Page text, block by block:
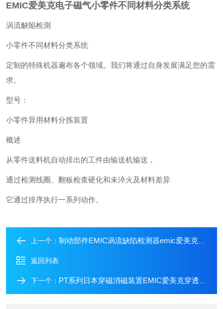
EMIC爱美克电子磁气小零件不同材料分类系统
涡流觖陥检測
小零件不同材料分类系统
定制的特殊机器遍布各个领域。我们将通过自身发展满足您的需
求。
型号：
小零件异用材料分拣装置
概述
从零件送料机自动排出的工件由输送机输送，
通过检测线圈、翻板检查硬化和未淬火及材料差异
它通过排序执行一系列动作。
上一个： 制动部件EMIC涡流缺陷检测器emic爱美克电子磁气工业
返回列表
下一个： PT系列日本穿磁消磁装置EMIC爱美克穿透式消磁器